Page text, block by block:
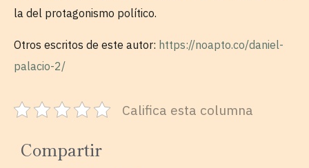
la del protagonismo político.
Otros escritos de este autor: https://noapto.co/daniel-
palacio-2/
Califica esta columna
Compartir